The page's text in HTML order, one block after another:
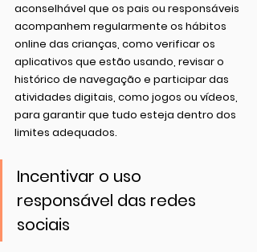
aconselhável que os pais ou responsáveis
acompanhem regularmente os hábitos
online das crianças, como verificar os
aplicativos que estão usando, revisar o
histórico de navegação e participar das
atividades digitais, como jogos ou vídeos,
para garantir que tudo esteja dentro dos
limites adequados.
Incentivar o uso
responsável das redes
sociais